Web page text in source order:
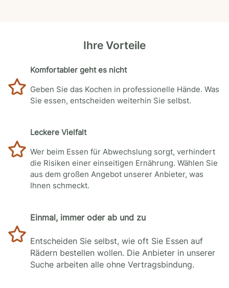
Ihre Vorteile
Komfortabler geht es nicht
Geben Sie das Kochen in professionelle Hände. Was
Sie essen, entscheiden weiterhin Sie selbst.
Leckere Vielfalt
Wer beim Essen für Abwechslung sorgt, verhindert
die Risiken einer einseitigen Ernährung. Wählen Sie
aus dem großen Angebot unserer Anbieter, was
Ihnen schmeckt.
Einmal, immer oder ab und zu
Entscheiden Sie selbst, wie oft Sie Essen auf
Rädern bestellen wollen. Die Anbieter in unserer
Suche arbeiten alle ohne Vertragsbindung.